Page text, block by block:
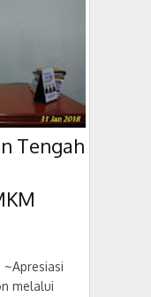
Tengah
melalui